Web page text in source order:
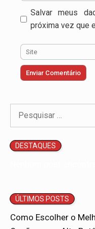
mail
Salvar meus
próxima vez que
Site
Pesquisar
DESTAQUES
ÚLTIMOS POSTS
Como Escolher o